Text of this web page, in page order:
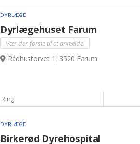
DYRLÆGE
Dyrlægehuset Farum
Vær den første til at anmelde!
Rådhustorvet 1, 3520 Farum
Ring
DYRLÆGE
Birkerød Dyrehospital